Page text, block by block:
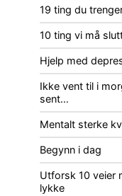
19 ting du
10 ting vi må
Hjelp med
Ikke vent til i
sent…
Mentalt sterke
Begynn i dag
Utforsk 10 veier
lykke